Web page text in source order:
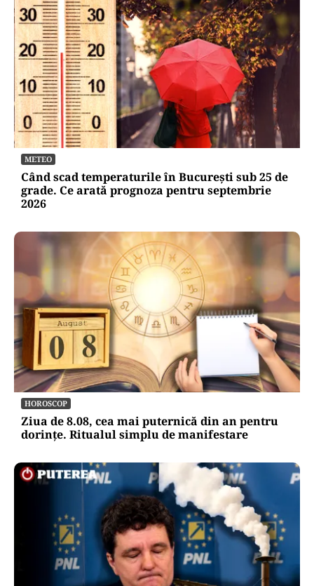
METEO
Când scad temperaturile în București sub 25 de
grade. Ce arată prognoza pentru septembrie
2026
HOROSCOP
Ziua de 8.08, cea mai puternică din an pentru
dorințe. Ritualul simplu de manifestare